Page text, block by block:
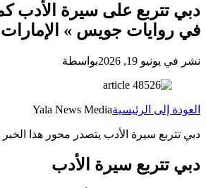
دبي تتربع على سيرة الأدب
في روايات جويس » الإمارات 24
نشر في يونيو 19, 2026 بواسطة
العودة إلى الرئيسيةYala News Media
دبي تتربع سيرة الأدب يتصدر محور هذا
دبي تتربع سيرة الأدب